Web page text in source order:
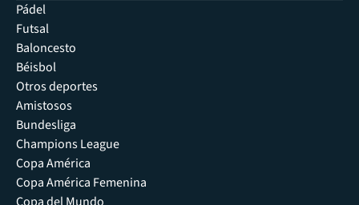
Pádel
Futsal
Baloncesto
Béisbol
Otros deportes
Amistosos
Bundesliga
Champions League
Copa América
Copa América Femenina